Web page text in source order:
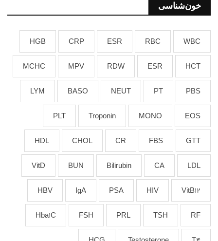
خون‌شناسی
WBC
RBC
ESR
CRP
HGB
HCT
ESR
RDW
MPV
MCHC
PBS
PT
NEUT
BASO
LYM
EOS
MONO
Troponin
PLT
GTT
FBS
CR
CHOL
HDL
LDL
CA
Bilirubin
BUN
VitD
VitB12
HIV
PSA
IgA
HBV
RF
TSH
PRL
FSH
Hba1C